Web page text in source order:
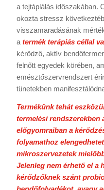
a tejtáplálás időszakában.
okozta stressz
visszamaradásának
a termék terápiás céllal
kérődző, aktív
felnőtt egyedek körében,
emésztőszervrendszert
tünetekben
Termékünk tehát
termelési rendszerekben
előgyomraiban a
folyamathoz
mikroszervezetek
Jelenleg nem érhető el a
kérődzőknek szánt